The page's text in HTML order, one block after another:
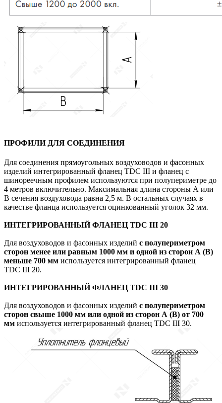
ПРОФИЛИ ДЛЯ СОЕДИНЕНИЯ
Для соединения прямоугольных воздуховодов и фасонных
изделий интегрированный фланец TDC III и фланец с
шинореечным профилем используются при полупериметре до
4 метров включительно. Максимальная длина стороны А или
В сечения воздуховода равна 2,5 м. В остальных случаях в
качестве фланца используется оцинкованный уголок 32 мм.
ИНТЕГРИРОВАННЫЙ ФЛАНЕЦ TDC III 20
Для воздуховодов и фасонных изделий с полупериметром
сторон менее или равным 1000 мм и одной из сторон А (В)
меньше 700 мм используется интегрированный фланец
TDC III 20.
ИНТЕГРИРОВАННЫЙ ФЛАНЕЦ TDC III 30
Для воздуховодов и фасонных изделий с полупериметром
сторон свыше 1000 мм или одной из сторон А (В) от 700
мм используется интегрированный фланец TDC III 30.